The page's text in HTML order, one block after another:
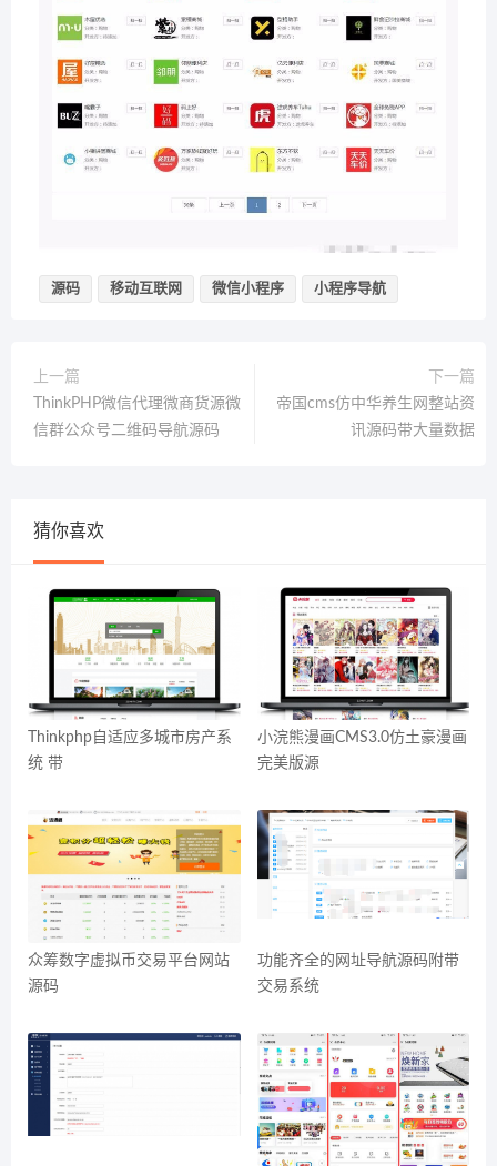
源码 移动互联网 微信小程序 小程序导航
上一篇
ThinkPHP微信代理微商货源微
信群公众号二维码导航源码
下一篇
帝国cms仿中华养生网整站资
讯源码带大量数据
猜你喜欢
Thinkphp自适应多城市房产系
统 带
小浣熊漫画CMS3.0仿土豪漫画
完美版源
众筹数字虚拟币交易平台网站
源码
功能齐全的网址导航源码附带
交易系统